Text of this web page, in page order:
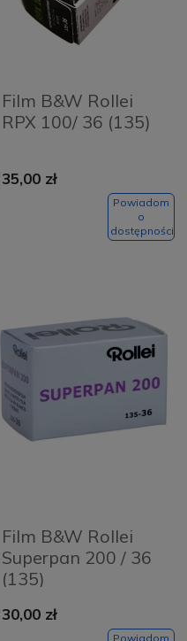
Film B&W Rollei
RPX 100/ 36 (135)
35,00 zł
Powiadom
o
dostępności
Film B&W Rollei
Superpan 200 / 36
(135)
30,00 zł
Powiadom